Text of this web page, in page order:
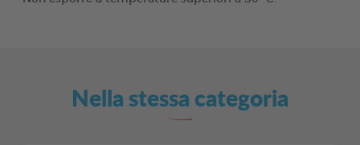
Nella stessa categoria